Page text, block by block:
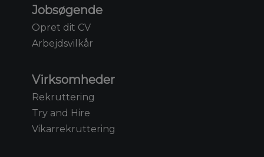
Jobsøgende
Opret dit CV
Arbejdsvilkår
Virksomheder
Rekruttering
Try and Hire
Vikarrekruttering